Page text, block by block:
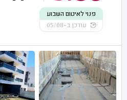
פנוי לאיטום השבוע
עודכן ב-05/08